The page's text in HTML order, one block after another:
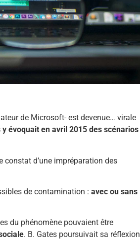
de Microsoft- est devenue… virale
y évoquait en avril 2015 des scénarios
constat d’une impréparation des
de contamination : avec ou sans
du phénomène pouvaient être
. B. Gates poursuivait sa réflexion